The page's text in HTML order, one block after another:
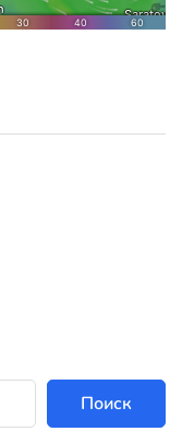
Поиск